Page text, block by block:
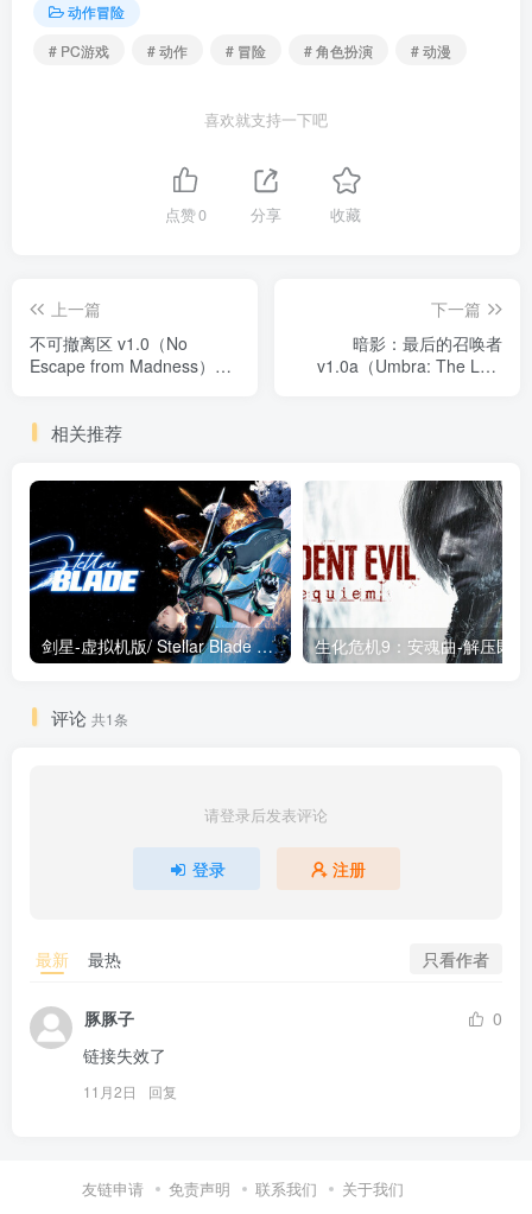
动作冒险
# PC游戏
# 动作 # 冒险 # 角色扮演 # 动漫
喜欢就支持一下吧
点赞0 分享 收藏
上一篇
不可撤离区 v1.0（No
Escape from Madness）免
下一篇
暗影：最后的召唤者
v1.0a（Umbra: The Last
相关推荐
剑星-虚拟机版/ Stellar Blade v1.4.1|Build.19963153 终极版新补丁 送修改器 免安装中文版
评论 共1条
请登录后发表评论
登录 注册
最新 最热 只看作者
豚豚子
0
链接失效了
11月2日 回复
友链申请 免责声明 联系我们 关于我们